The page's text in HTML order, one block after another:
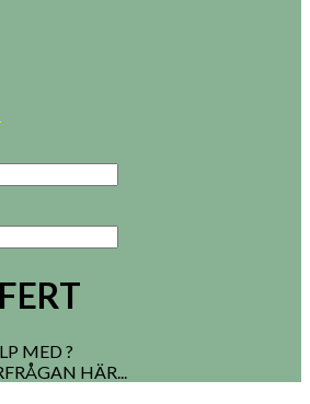
MED ?
HÄR...